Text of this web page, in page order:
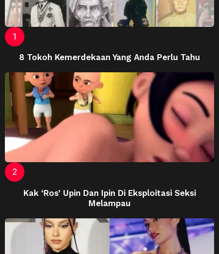
8 Tokoh Kemerdekaan Yang Anda Perlu Tahu
Kak ‘Ros’ Upin Dan Ipin Di Eksploitasi Seksi
Melampau